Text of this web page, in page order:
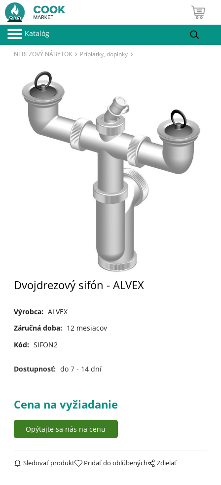
Katalóg
NEREZOVÝ NÁBYTOK Príplatky, doplnky
Dvojdrezový sifón - ALVEX
Výrobca: ALVEX
Záručná doba: 12 mesiacov
Kód: SIFON2
Dostupnosť: do 7 - 14 dní
Cena na vyžiadanie
Opýtajte sa nás na cenu
Sledovať produkt Pridať do obľúbených Zdielať